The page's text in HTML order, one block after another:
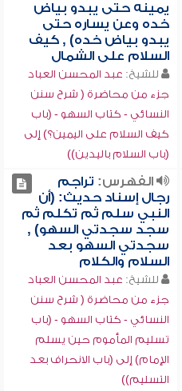
يمينه حتى يبدو بياض
خده وعن يساره حتى
يبدو بياض خده) , كيف
السلام على الشمال
للشيخ: عبد المحسن العباد
جزء من محاضرة ( شرح سنن
النسائي - كتاب السهو - (باب
كيف السلام على اليمين؟) إلى
(باب السلام باليدين))
الفهرس: تراجم
رجال إسناد حديث: (أن
النبي سلم ثم تكلم ثم
سجد سجدتي السهو) ,
سجدتي السهو بعد
السلام والكلام
للشيخ: عبد المحسن العباد
جزء من محاضرة ( شرح سنن
النسائي - كتاب السهو - (باب
تسليم المأموم حين يسلم
الإمام) إلى (باب الانحراف بعد
التسليم))